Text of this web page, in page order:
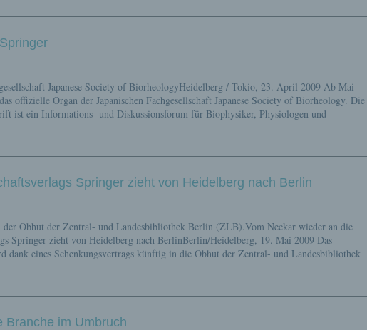
Japanese Society of BiorheologyHeidelberg / Tokio, 23. April 2009 Ab Mai
offizielle Organ der Japanischen Fachgesellschaft Japanese Society of Biorheology. Die
ist ein Informations- und Diskussionsforum für Biophysiker, Physiologen und
Springer zieht von Heidelberg nach Berlin
Obhut der Zentral- und Landesbibliothek Berlin (ZLB).Vom Neckar wieder an die
Springer zieht von Heidelberg nach BerlinBerlin/Heidelberg, 19. Mai 2009 Das
dank eines Schenkungsvertrags künftig in die Obhut der Zentral- und Landesbibliothek
Branche im Umbruch